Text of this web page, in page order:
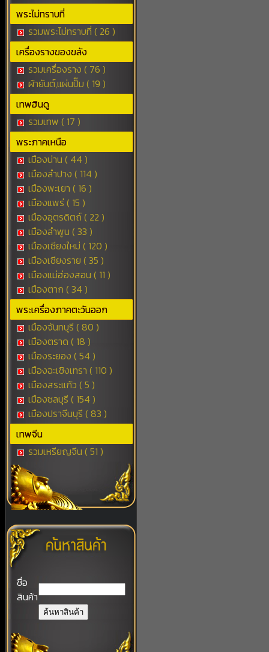
พระไม่ทราบที่
รวมพระไม่ทราบที่ ( 26 )
เครื่องรางของขลัง
รวมเครื่องราง ( 76 )
ผ้ายันต์,แผ่นปั๊ม ( 19 )
เทพฮินดู
รวมเทพ ( 17 )
พระภาคเหนือ
เมืองน่าน ( 44 )
เมืองลำปาง ( 114 )
เมืองพะเยา ( 16 )
เมืองแพร่ ( 15 )
เมืองอุตรดิตถ์ ( 22 )
เมืองลำพูน ( 33 )
เมืองเชียงใหม่ ( 120 )
เมืองเชียงราย ( 35 )
เมืองแม่ฮ่องสอน ( 11 )
เมืองตาก ( 34 )
พระเครื่องภาคตะวันออก
เมืองจันทบุรี ( 80 )
เมืองตราด ( 18 )
เมืองระยอง ( 54 )
เมืองฉะเชิงเทรา ( 110 )
เมืองสระแก้ว ( 5 )
เมืองชลบุรี ( 154 )
เมืองปราจีนบุรี ( 83 )
เทพจีน
รวมเหรียญจีน ( 51 )
ชื่อ
สินค้า